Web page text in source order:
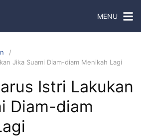
MENU
Jika Suami Diam-diam Menikah Lagi
Istri Lakukan
Diam-diam